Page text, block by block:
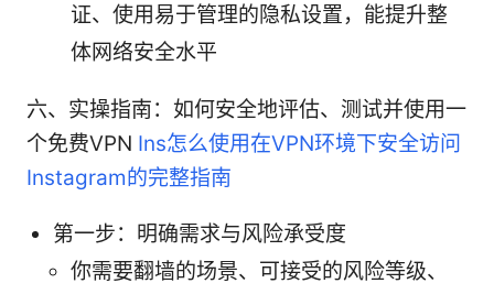
证、使用易于管理的隐私设置，能提升整
体网络安全水平
六、实操指南：如何安全地评估、测试并使用一
个免费VPN Ins怎么使用在VPN环境下安全访问
Instagram的完整指南
第一步：明确需求与风险承受度
你需要翻墙的场景、可接受的风险等级、